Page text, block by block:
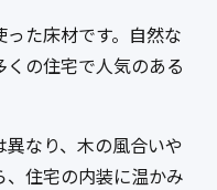
た床材です。自然な
の住宅で人気のある
なり、木の風合いや
住宅の内装に温かみ